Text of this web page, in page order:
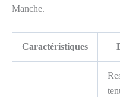
Manche.
Caractéristiques